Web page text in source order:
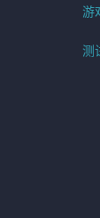
游
测